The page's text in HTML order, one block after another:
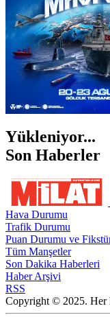
Yükleniyor...
Son Haberler
Hava Durumu
Trafik Durumu
Puan Durumu ve
Tüm Manşetler
Son Dakika Haberleri
Haber Arşivi
RSS
Copyright © 2025. Her